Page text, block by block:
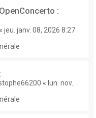
:
« jeu. janv. 08, 2026 8:27
« lun. nov.